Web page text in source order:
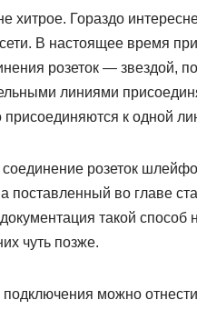
хитрое. Гораздо
В настоящее время
розеток — звездой,
линиями
к одной
розеток
поставленный во главе
такой способ
чуть позже.
можно